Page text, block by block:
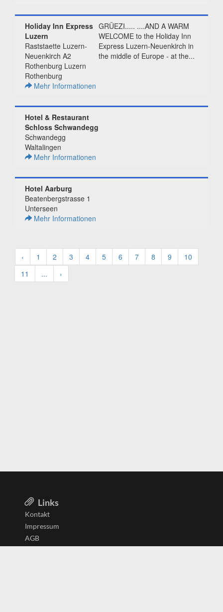
GRÜEZI..... ....AND A WARM
WELCOME to the Holiday Inn
Express Luzern-Neuenkirch in
the middle of Europe - at the...
Holiday Inn Express
Luzern
Raststaette Luzern-
Neuenkirch A2
Rothenburg Luzern
Rothenburg
Mehr Informationen
Hotel & Restaurant
Schloss Schwandegg
Schwandegg
Waltalingen
Mehr Informationen
Hotel Aarburg
Beatenbergstrasse 1
Unterseen
Mehr Informationen
‹ 1 2 3 4 5 6 7 8 9
10
11
... ›
Links
Kontakt
Impressum
AGB